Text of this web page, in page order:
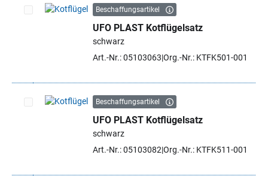
Artikel auswählen
Beschaffungsartikel
UFO PLAST Kotflügelsatz
schwarz
Art.-Nr.: 05103063 Org.-Nr.: KTFK501-001
Artikel auswählen
Beschaffungsartikel
UFO PLAST Kotflügelsatz
schwarz
Art.-Nr.: 05103082 Org.-Nr.: KTFK511-001